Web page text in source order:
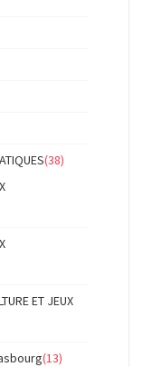
(38)
ET JEUX
(13)